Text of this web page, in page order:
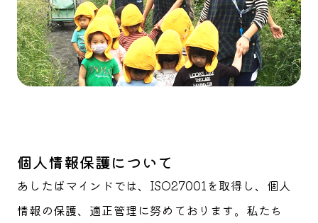
個人情報保護について
あしたばマインドでは、ISO27001を取得し、個人
情報の保護、適正管理に努めております。私たち